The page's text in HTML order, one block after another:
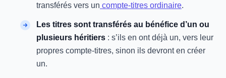
transférés vers un compte-titres ordinaire.
Les titres sont transférés au bénéfice d’un ou
plusieurs héritiers : s’ils en ont déjà un, vers leur
propres compte-titres, sinon ils devront en créer
un.